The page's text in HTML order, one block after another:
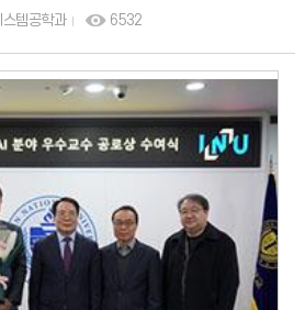
진대회"에서 장려상을 수상함.
템공학과 6532